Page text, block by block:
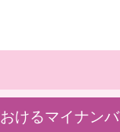
けるマイナン